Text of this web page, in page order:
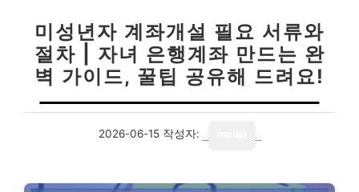
미성년자 계좌개설 필요 서류와
절차 | 자녀 은행계좌 만드는 완
벽 가이드, 꿀팁 공유해 드려요!
2026-06-15 작성자: